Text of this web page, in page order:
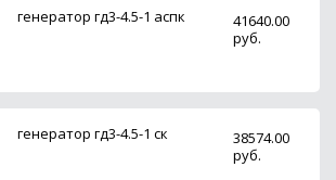
генератор гд3-4.5-1 аспк
41640.00
руб.
генератор гд3-4.5-1 ск
38574.00
руб.